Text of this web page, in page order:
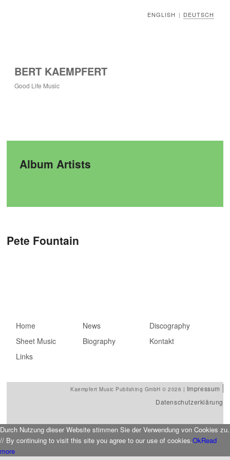
ENGLISH | DEUTSCH
BERT KAEMPFERT
Good Life Music
Album Artists
Pete Fountain
Hauptmenü
Zum primären Inhalt
springen
Zum sekundären
Inhalt springen
Home News
Discography
Sheet Music
Biography
Kontakt
Links
Kaempfert Music Publishing GmbH © 2026 | Impressum
Datenschutzerklärung
Durch Nutzung dieser Website stimmen Sie der Verwendung von Cookies zu.
// By continuing to visit this site you agree to our use of cookies.OkRead
more